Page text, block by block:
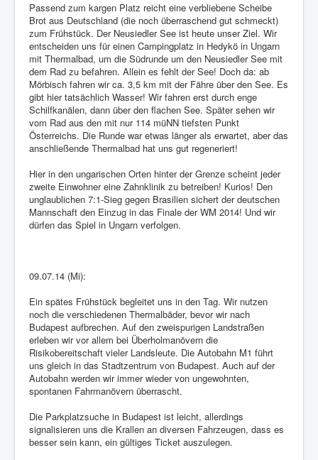
Passend zum kargen Platz reicht eine verbliebene Scheibe
Brot aus Deutschland (die noch überraschend gut schmeckt)
zum Frühstück. Der Neusiedler See ist heute unser Ziel. Wir
entscheiden uns für einen Campingplatz in Hedykö in Ungarn
mit Thermalbad, um die Südrunde um den Neusiedler See mit
dem Rad zu befahren. Allein es fehlt der See! Doch da: ab
Mörbisch fahren wir ca. 3,5 km mit der Fähre über den See. Es
gibt hier tatsächlich Wasser! Wir fahren erst durch enge
Schilfkanälen, dann über den flachen See. Später sehen wir
vom Rad aus den mit nur 114 müNN tiefsten Punkt
Österreichs. Die Runde war etwas länger als erwartet, aber das
anschließende Thermalbad hat uns gut regeneriert!
Hier in den ungarischen Orten hinter der Grenze scheint jeder
zweite Einwohner eine Zahnklinik zu betreiben! Kurios! Den
unglaublichen 7:1-Sieg gegen Brasilien sichert der deutschen
Mannschaft den Einzug in das Finale der WM 2014! Und wir
dürfen das Spiel in Ungarn verfolgen.
09.07.14 (Mi):
Ein spätes Frühstück begleitet uns in den Tag. Wir nutzen
noch die verschiedenen Thermalbäder, bevor wir nach
Budapest aufbrechen. Auf den zweispurigen Landstraßen
erleben wir vor allem bei Überholmanövern die
Risikobereitschaft vieler Landsleute. Die Autobahn M1 führt
uns gleich in das Stadtzentrum von Budapest. Auch auf der
Autobahn werden wir immer wieder von ungewohnten,
spontanen Fahrmanövern überrascht.
Die Parkplatzsuche in Budapest ist leicht, allerdings
signalisieren uns die Krallen an diversen Fahrzeugen, dass es
besser sein kann, ein gültiges Ticket auszulegen.